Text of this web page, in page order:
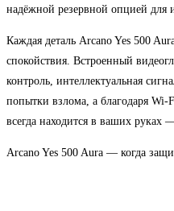
надёжной резервной опцией для
Каждая деталь Arcano Yes 500
спокойствия. Встроенный
контроль, интеллектуальная
попытки взлома, а благодаря
всегда находится в ваших руках
Arcano Yes 500 Aura — когда